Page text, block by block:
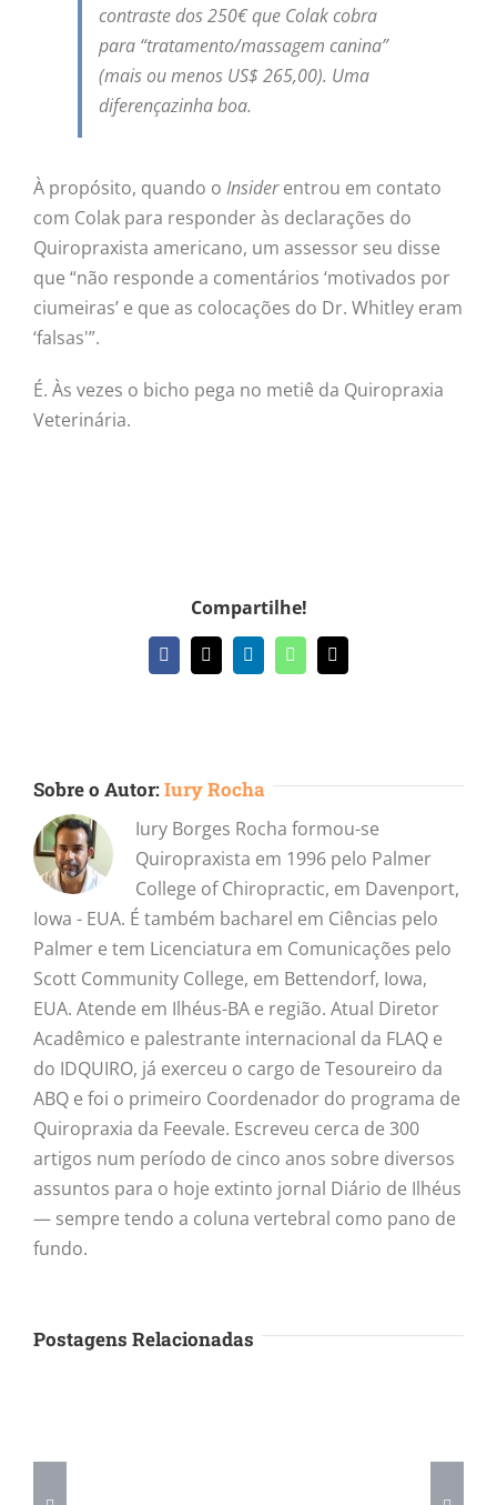
contraste dos 250€ que Colak cobra
para “tratamento/massagem canina”
(mais ou menos US$ 265,00). Uma
diferençazinha boa.
À propósito, quando o Insiderentrou em contato
com Colak para responder às declarações do
Quiropraxista americano, um assessor seu disse
que “não responde a comentários ‘motivados por
ciumeiras’ e que as colocações do Dr. Whitley eram
‘falsas'”.
É. Às vezes o bicho pega no metiê da Quiropraxia
Veterinária.
Compartilhe!
Facebook
X LinkedInWhatsApp
E-
mail
Sobre o Autor:Iury Rocha
Iury Borges Rocha formou-se
Quiropraxista em 1996 pelo Palmer
College of Chiropractic, em Davenport,
Iowa - EUA. É também bacharel em Ciências pelo
Palmer e tem Licenciatura em Comunicações pelo
Scott Community College, em Bettendorf, Iowa,
EUA. Atende em Ilhéus-BA e região. Atual Diretor
Acadêmico e palestrante internacional da FLAQ e
do IDQUIRO, já exerceu o cargo de Tesoureiro da
ABQ e foi o primeiro Coordenador do programa de
Quiropraxia da Feevale. Escreveu cerca de 300
artigos num período de cinco anos sobre diversos
assuntos para o hoje extinto jornal Diário de Ilhéus
— sempre tendo a coluna vertebral como pano de
fundo.
Postagens Relacionadas